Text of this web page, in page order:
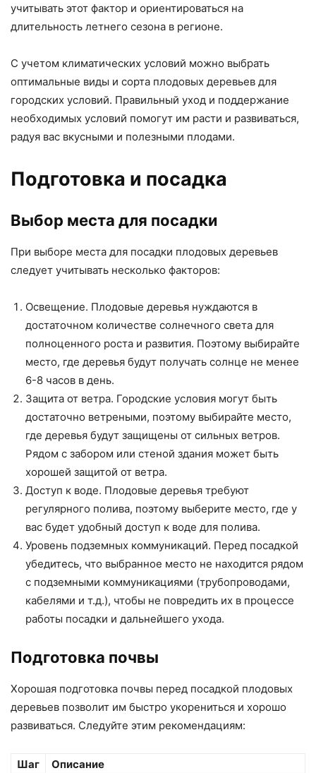
учитывать этот фактор и ориентироваться на
длительность летнего сезона в регионе.
С учетом климатических условий можно выбрать
оптимальные виды и сорта плодовых деревьев для
городских условий. Правильный уход и поддержание
необходимых условий помогут им расти и развиваться,
радуя вас вкусными и полезными плодами.
Подготовка и посадка
Выбор места для посадки
При выборе места для посадки плодовых деревьев
следует учитывать несколько факторов:
Освещение. Плодовые деревья нуждаются в
достаточном количестве солнечного света для
полноценного роста и развития. Поэтому выбирайте
место, где деревья будут получать солнце не менее
6-8 часов в день.
Защита от ветра. Городские условия могут быть
достаточно ветреными, поэтому выбирайте место,
где деревья будут защищены от сильных ветров.
Рядом с забором или стеной здания может быть
хорошей защитой от ветра.
Доступ к воде. Плодовые деревья требуют
регулярного полива, поэтому выберите место, где у
вас будет удобный доступ к воде для полива.
Уровень подземных коммуникаций. Перед посадкой
убедитесь, что выбранное место не находится рядом
с подземными коммуникациями (трубопроводами,
кабелями и т.д.), чтобы не повредить их в процессе
работы посадки и дальнейшего ухода.
Подготовка почвы
Хорошая подготовка почвы перед посадкой плодовых
деревьев позволит им быстро укорениться и хорошо
развиваться. Следуйте этим рекомендациям:
Шаг Описание